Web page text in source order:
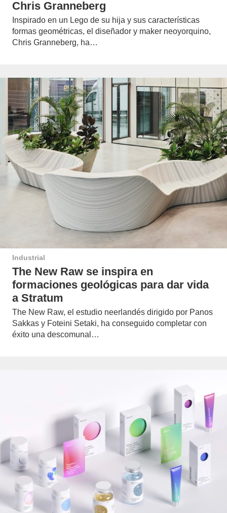
Chris Granneberg
Inspirado en un Lego de su hija y sus características
formas geométricas, el diseñador y maker neoyorquino,
Chris Granneberg, ha…
Industrial
The New Raw se inspira en
formaciones geológicas para dar vida
a Stratum
The New Raw, el estudio neerlandés dirigido por Panos
Sakkas y Foteini Setaki, ha conseguido completar con
éxito una descomunal…